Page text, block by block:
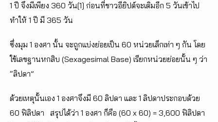
1 ปี จึงมีเพียง 360 วัน[1] ก่อนที่ชาวอียิปต์จะเติมอีก 5 วันเข้าไป
ทำให้ 1 ปี มี 365 วัน
ซึ่งมุม 1 องศา นั้น จะถูกแบ่งย่อยเป็น 60 หน่วยเล็กเท่า ๆ กัน โดย
ใช้เลขฐานหกสิบ (Sexagesimal Base) เรียกหน่วยย่อยนั้น ๆ ว่า
“ลิปดา”
ด้วยเหตุนั้นเอง 1 องศาจึงมี 60 ลิปดา และ 1 ลิปดาประกอบด้วย
60 ฟิลิปดา สรุปได้ว่า 1 องศา ก็คือ (60 x 60) = 3,600 ฟิลิปดา